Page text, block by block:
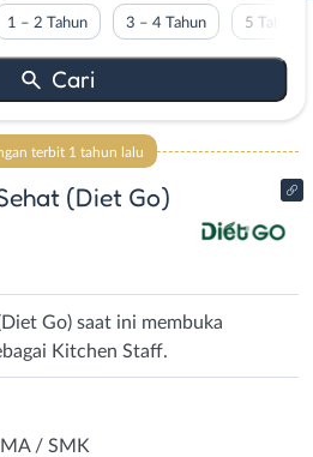
1 – 2 Tahun 3 – 4 Tahun 5 Tahun
terbit 1 tahun lalu
(Diet Go)
Go) saat ini membuka
Kitchen Staff.
/ SMK